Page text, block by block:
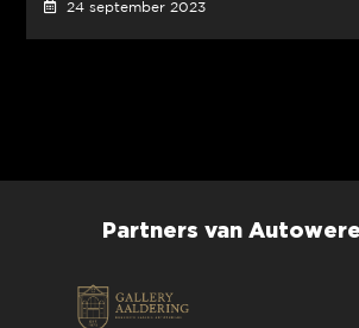
24 september 2023
Partners van